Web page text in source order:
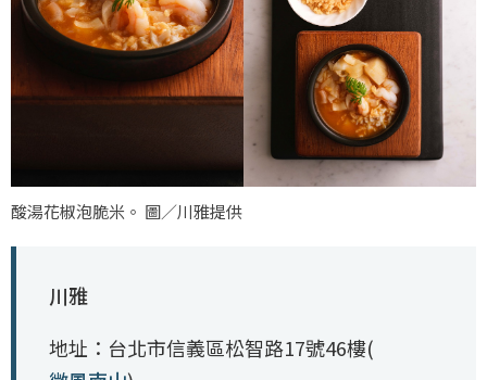
酸湯花椒泡脆米。 圖／川雅提供
川雅
地址：台北市信義區松智路17號46樓(